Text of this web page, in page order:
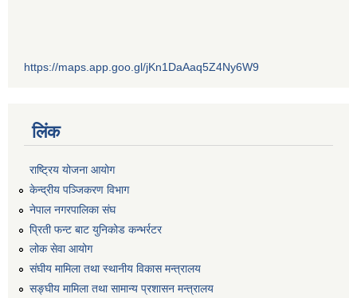
https://maps.app.goo.gl/jKn1DaAaq5Z4Ny6W9
लिंक
राष्ट्रिय योजना आयोग
केन्द्रीय पञ्जिकरण विभाग
नेपाल नगरपालिका संघ
प्रिती फन्ट बाट युनिकोड कन्भर्रटर
लोक सेवा आयोग
संघीय मामिला तथा स्थानीय विकास मन्त्रालय
सङ्घीय मामिला तथा सामान्य प्रशासन मन्त्रालय